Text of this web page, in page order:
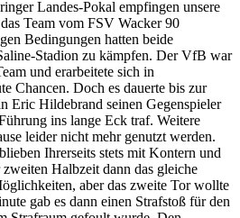
Landes-Pokal empfingen unsere
Team vom FSV Wacker 90
Bedingungen hatten beide
Stadion zu kämpfen. Der VfB war
und erarbeitete sich in
Chancen. Doch es dauerte bis zur
Eric Hildebrand seinen Gegenspieler
ins lange Eck traf. Weitere
leider nicht mehr genutzt werden.
Ihrerseits stets mit Kontern und
Halbzeit dann das gleiche
aber das zweite Tor wollte
gab es dann einen Strafstoß für den